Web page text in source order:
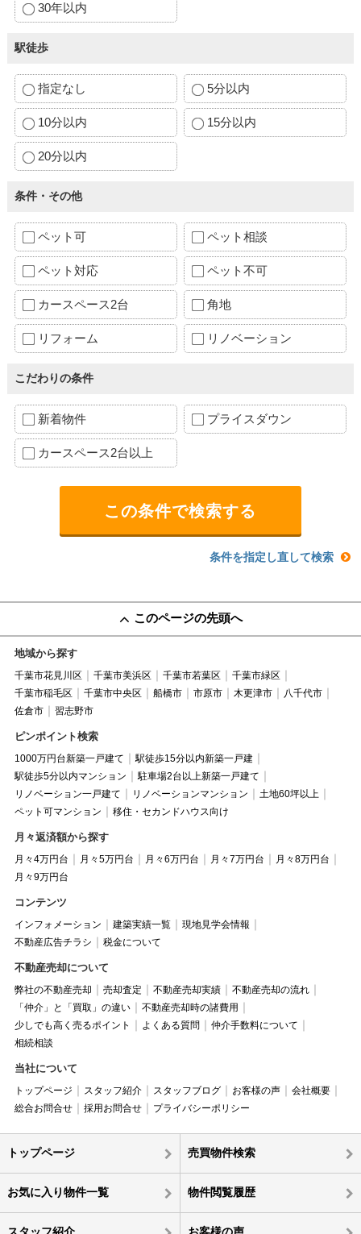
30年以内
駅徒歩
指定なし 5分以内
10分以内 15分以内
20分以内
条件・その他
ペット可 ペット相談
ペット対応 ペット不可
カースペース2台 角地
リフォーム リノベーション
こだわりの条件
新着物件 プライスダウン
カースペース2台以上
条件を指定し直して検索
このページの先頭へ
地域から探す
千葉市花見川区 千葉市美浜区 千葉市若葉区
千葉市緑区
千葉市稲毛区
千葉市中央区 船橋市 市原市 木更津市
八千代市
佐倉市
習志野市
ピンポイント検索
1000万円台新築一戸建て
駅徒歩15分以内新築一戸建
駅徒歩5分以内マンション
駐車場2台以上新築一戸建て
リノベーション一戸建て
リノベーションマンション
土地60坪以上
ペット可マンション
移住・セカンドハウス向け
月々返済額から探す
月々4万円台 月々5万円台 月々6万円台 月々7万円台
月々8万円台
月々9万円台
コンテンツ
インフォメーション 建築実績一覧
現地見学会情報
不動産広告チラシ
税金について
不動産売却について
弊社の不動産売却 売却査定 不動産売却実績
不動産売却の流れ
「仲介」と「買取」の違い
不動産売却時の諸費用
少しでも高く売るポイント
よくある質問
仲介手数料について
相続相談
当社について
トップページ スタッフ紹介 スタッフブログ お客様の声
会社概要
総合お問合せ
採用お問合せ プライバシーポリシー
トップページ 売買物件検索
お気に入り物件一覧 物件閲覧履歴